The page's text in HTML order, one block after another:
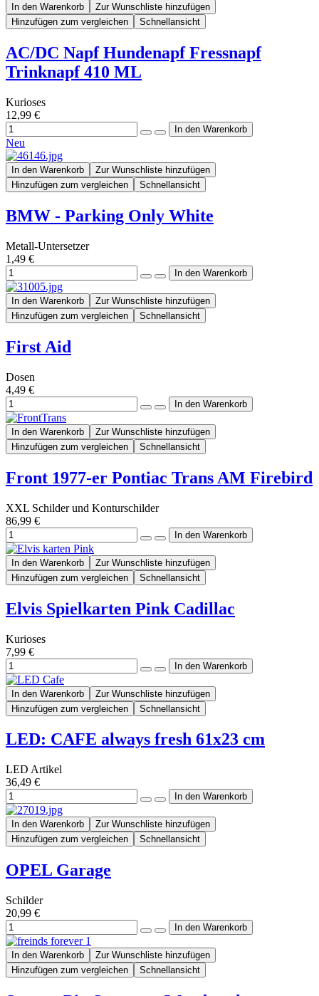
In den Warenkorb
Zur Wunschliste hinzufügen
Hinzufügen zum vergleichen
Schnellansicht
AC/DC Napf Hundenapf Fressnapf
Trinknapf 410 ML
Kurioses
12,99 €
Neu
In den Warenkorb
Zur Wunschliste hinzufügen
Hinzufügen zum vergleichen
Schnellansicht
BMW - Parking Only White
Metall-Untersetzer
1,49 €
In den Warenkorb
Zur Wunschliste hinzufügen
Hinzufügen zum vergleichen
Schnellansicht
First Aid
Dosen
4,49 €
In den Warenkorb
Zur Wunschliste hinzufügen
Hinzufügen zum vergleichen
Schnellansicht
Front 1977-er Pontiac Trans AM Firebird
XXL Schilder und Konturschilder
86,99 €
In den Warenkorb
Zur Wunschliste hinzufügen
Hinzufügen zum vergleichen
Schnellansicht
Elvis Spielkarten Pink Cadillac
Kurioses
7,99 €
In den Warenkorb
Zur Wunschliste hinzufügen
Hinzufügen zum vergleichen
Schnellansicht
LED: CAFE always fresh 61x23 cm
LED Artikel
36,49 €
In den Warenkorb
Zur Wunschliste hinzufügen
Hinzufügen zum vergleichen
Schnellansicht
OPEL Garage
Schilder
20,99 €
In den Warenkorb
Zur Wunschliste hinzufügen
Hinzufügen zum vergleichen
Schnellansicht